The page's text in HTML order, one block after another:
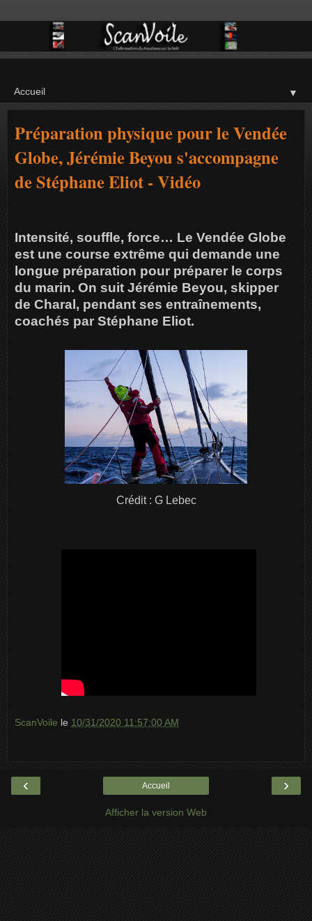
▼
Préparation physique pour le Vendée
Globe, Jérémie Beyou s'accompagne
de Stéphane Eliot - Vidéo
Intensité, souffle, force… Le Vendée Globe
est une course extrême qui demande une
longue préparation pour préparer le corps
du marin. On suit Jérémie Beyou, skipper
de Charal, pendant ses entraînements,
coachés par Stéphane Eliot.
Crédit : G Lebec
ScanVoile le 10/31/2020 11:57:00 AM
‹ ›
Accueil
Afficher la version Web